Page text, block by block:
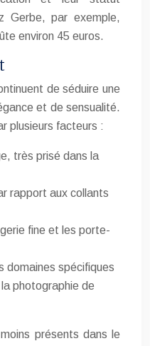
Gerbe, par exemple,
environ 45 euros.
de séduire une
et de sensualité.
plusieurs facteurs :
très prisé dans la
rapport aux collants
fine et les porte-
domaines spécifiques
photographie de
présents dans le